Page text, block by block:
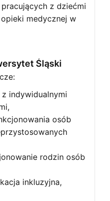
z dziećmi
medycznej w
Śląski
indywidualnymi
osób
rodzin osób
inkluzyjna,